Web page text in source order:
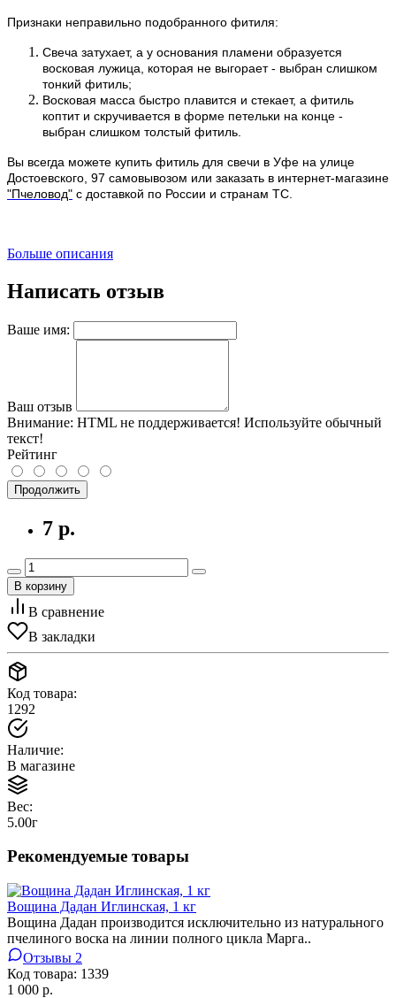
Признаки неправильно подобранного фитиля:
Свеча затухает, а у основания пламени образуется
восковая лужица, которая не выгорает - выбран слишком
тонкий фитиль;
Восковая масса быстро плавится и стекает, а фитиль
коптит и скручивается в форме петельки на конце -
выбран слишком толстый фитиль.
Вы всегда можете купить фитиль для свечи в Уфе на улице
Достоевского, 97 самовывозом или заказать в интернет-магазине
"Пчеловод" с доставкой по России и странам ТС.
Больше описания
Написать отзыв
Ваше имя:
Ваш отзыв
Внимание: HTML не поддерживается! Используйте обычный
текст!
Рейтинг
Продолжить
7 р.
В корзину
В сравнение
В закладки
Код товара:
1292
Наличие:
В магазине
Вес:
5.00г
Рекомендуемые товары
Вощина Дадан Иглинская, 1 кг
Вощина Дадан производится исключительно из натурального
пчелиного воска на линии полного цикла Марга..
Отзывы 2
Код товара: 1339
1 000 р.